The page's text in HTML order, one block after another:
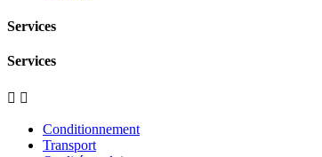
Services
Services
 
Conditionnement
Transport